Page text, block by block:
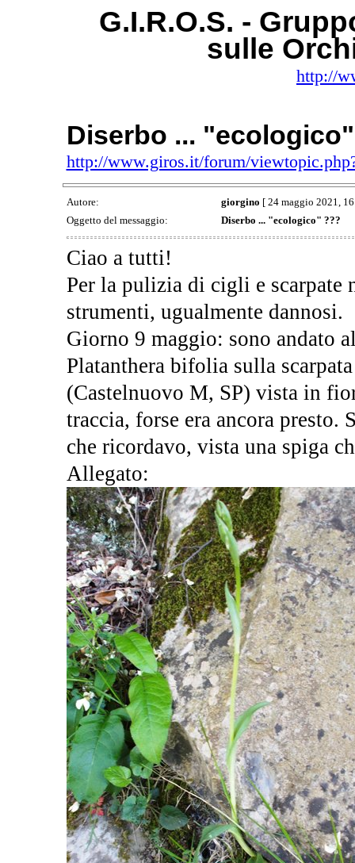
G.I.R.O.S. -
sulle
http://
Diserbo ...
http://www.giros.it/forum/
Autore: giorgino [ 24 maggio 2021,
Oggetto del messaggio:
Diserbo ... "ecologico" ???
Ciao a tutti!
Per la pulizia di cigli e scarpate
strumenti, ugualmente dannosi.
Giorno 9 maggio: sono andato
Platanthera bifolia sulla
(Castelnuovo M, SP) vista in
traccia, forse era ancora presto.
che ricordavo, vista una spiga
Allegato: